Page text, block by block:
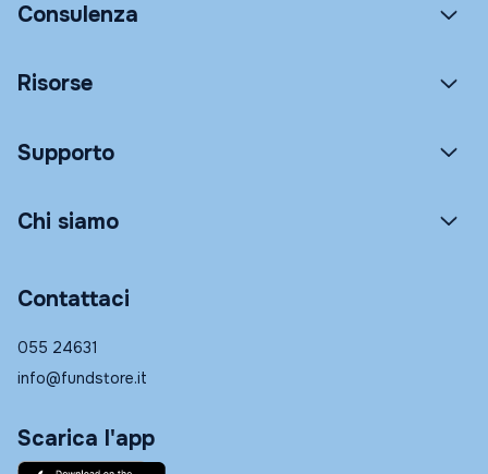
Consulenza
Risorse
Supporto
Chi siamo
Contattaci
055 24631
info@fundstore.it
Scarica l'app